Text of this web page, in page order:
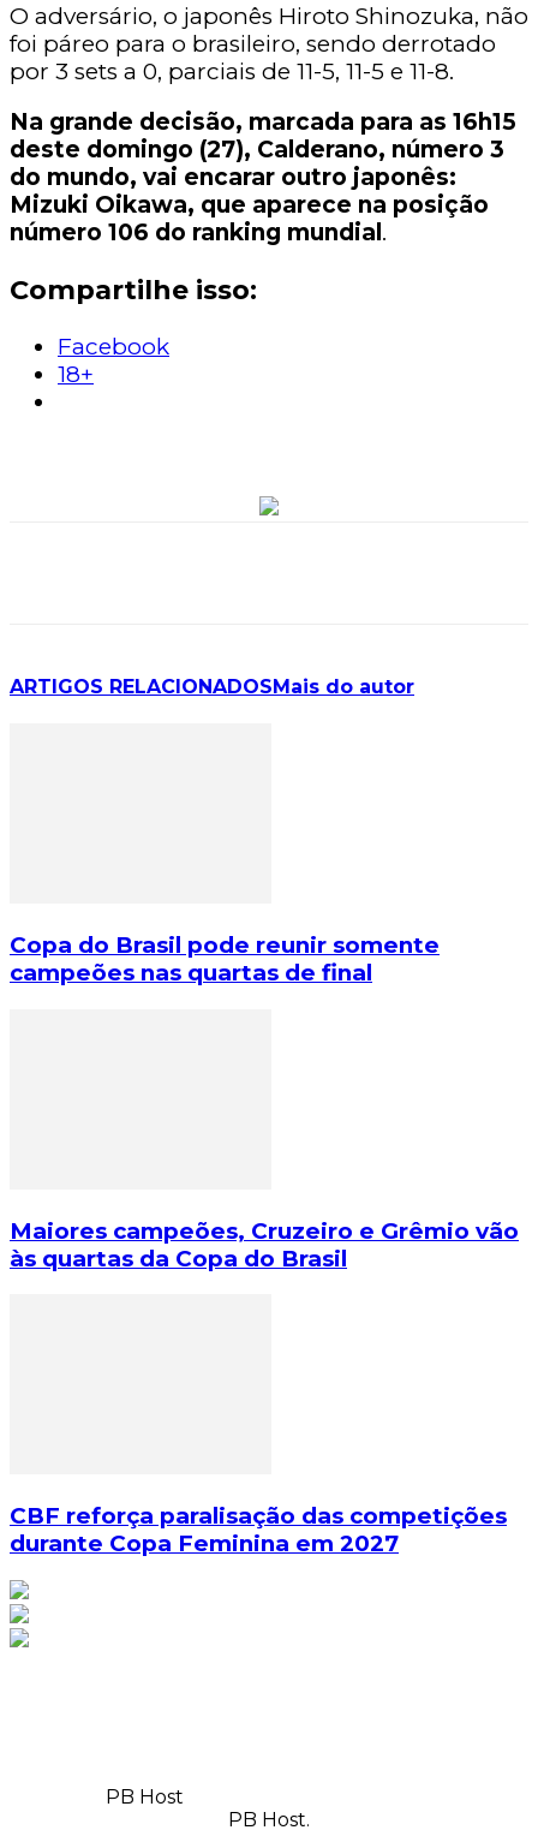
O adversário, o japonês Hiroto Shinozuka, não
foi páreo para o brasileiro, sendo derrotado
por 3 sets a 0, parciais de 11-5, 11-5 e 11-8.
Na grande decisão, marcada para as 16h15
deste domingo (27), Calderano, número 3
do mundo, vai encarar outro japonês:
Mizuki Oikawa, que aparece na posição
número 106 do ranking mundial .
Compartilhe isso:
Facebook
18+
ARTIGOS RELACIONADOS Mais do autor
Copa do Brasil pode reunir somente
campeões nas quartas de final
Maiores campeões, Cruzeiro e Grêmio vão
às quartas da Copa do Brasil
CBF reforça paralisação das competições
durante Copa Feminina em 2027
PB Host
PB Host.